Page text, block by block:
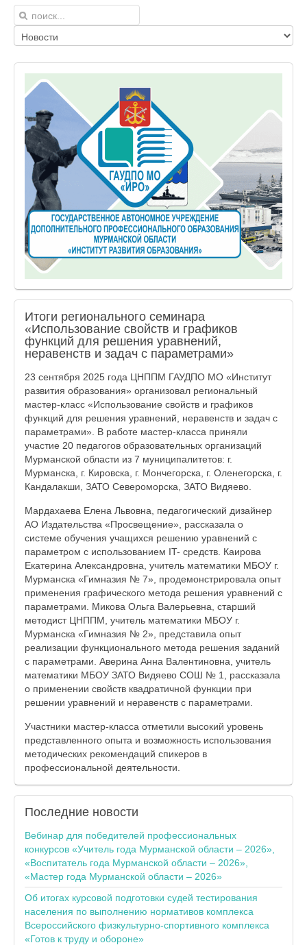
Итоги регионального семинара
«Использование свойств и графиков
функций для решения уравнений,
неравенств и задач с параметрами»
23 сентября 2025 года ЦНППМ ГАУДПО МО «Институт
развития образования» организовал региональный
мастер-класс «Использование свойств и графиков
функций для решения уравнений, неравенств и задач с
параметрами». В работе мастер-класса приняли
участие 20 педагогов образовательных организаций
Мурманской области из 7 муниципалитетов: г.
Мурманска, г. Кировска, г. Мончегорска, г. Оленегорска, г.
Кандалакши, ЗАТО Североморска, ЗАТО Видяево.
Мардахаева Елена Львовна, педагогический дизайнер
АО Издательства «Просвещение», рассказала о
системе обучения учащихся решению уравнений с
параметром с использованием IT- средств. Каирова
Екатерина Александровна, учитель математики МБОУ г.
Мурманска «Гимназия № 7», продемонстрировала опыт
применения графического метода решения уравнений с
параметрами. Микова Ольга Валерьевна, старший
методист ЦНППМ, учитель математики МБОУ г.
Мурманска «Гимназия № 2», представила опыт
реализации функционального метода решения заданий
с параметрами. Аверина Анна Валентиновна, учитель
математики МБОУ ЗАТО Видяево СОШ № 1, рассказала
о применении свойств квадратичной функции при
решении уравнений и неравенств с параметрами.
Участники мастер-класса отметили высокий уровень
представленного опыта и возможность использования
методических рекомендаций спикеров в
профессиональной деятельности.
Последние новости
Вебинар для победителей профессиональных
конкурсов «Учитель года Мурманской области – 2026»,
«Воспитатель года Мурманской области – 2026»,
«Мастер года Мурманской области – 2026»
Об итогах курсовой подготовки судей тестирования
населения по выполнению нормативов комплекса
Всероссийского физкультурно-спортивного комплекса
«Готов к труду и обороне»